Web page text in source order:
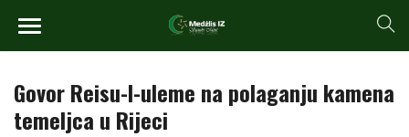
Govor Reisu-l-uleme na polaganju kamena
temeljca u Rijeci